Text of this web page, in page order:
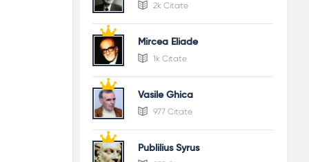
2k Citate
Mircea Eliade
1k Citate
Vasile Ghica
977 Citate
Publilius Syrus